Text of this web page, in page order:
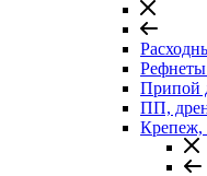
Рефнеты
Припой
ПП,
Крепеж,